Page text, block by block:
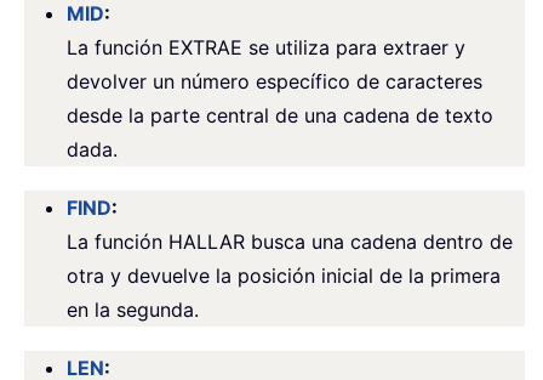
MID:
La función EXTRAE se utiliza para extraer y
devolver un número específico de caracteres
desde la parte central de una cadena de texto
dada.
FIND:
La función HALLAR busca una cadena dentro de
otra y devuelve la posición inicial de la primera
en la segunda.
LEN: